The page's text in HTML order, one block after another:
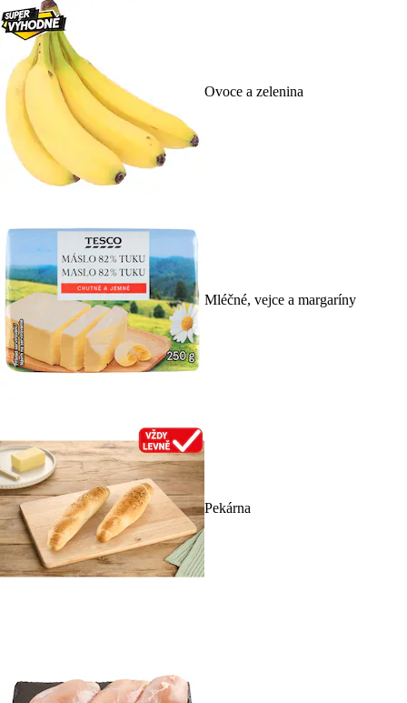
Ovoce a zelenina
Mléčné, vejce a margaríny
Pekárna